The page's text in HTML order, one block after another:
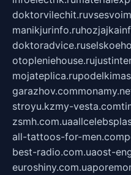
doktorvilechit.ru
manikjurinfo.ru
doktoradvice.ru
otopleniehouse.ru
mojateplica.ru
garazhov.com
stroyu.kzmy-vesta.com
zsmh.com.ua
all-tattoos-for-men.com
best-radio.com.uaost-
euroshiny.com.ua